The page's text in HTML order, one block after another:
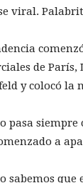
viral.
de
y colocó la
pasa
a
sabemos